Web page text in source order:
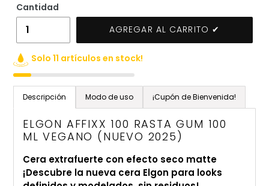
Cantidad
AGREGAR AL CARRITO ✔
Solo 11 artículos en stock!
de
compra
Descripción Modo de uso ¡Cupón de Bienvenida!
ELGON AFFIXX 100 RASTA GUM 100
ML VEGANO (NUEVO 2025)
Cera extrafuerte con efecto seco matte
¡Descubre la nueva cera Elgon para looks